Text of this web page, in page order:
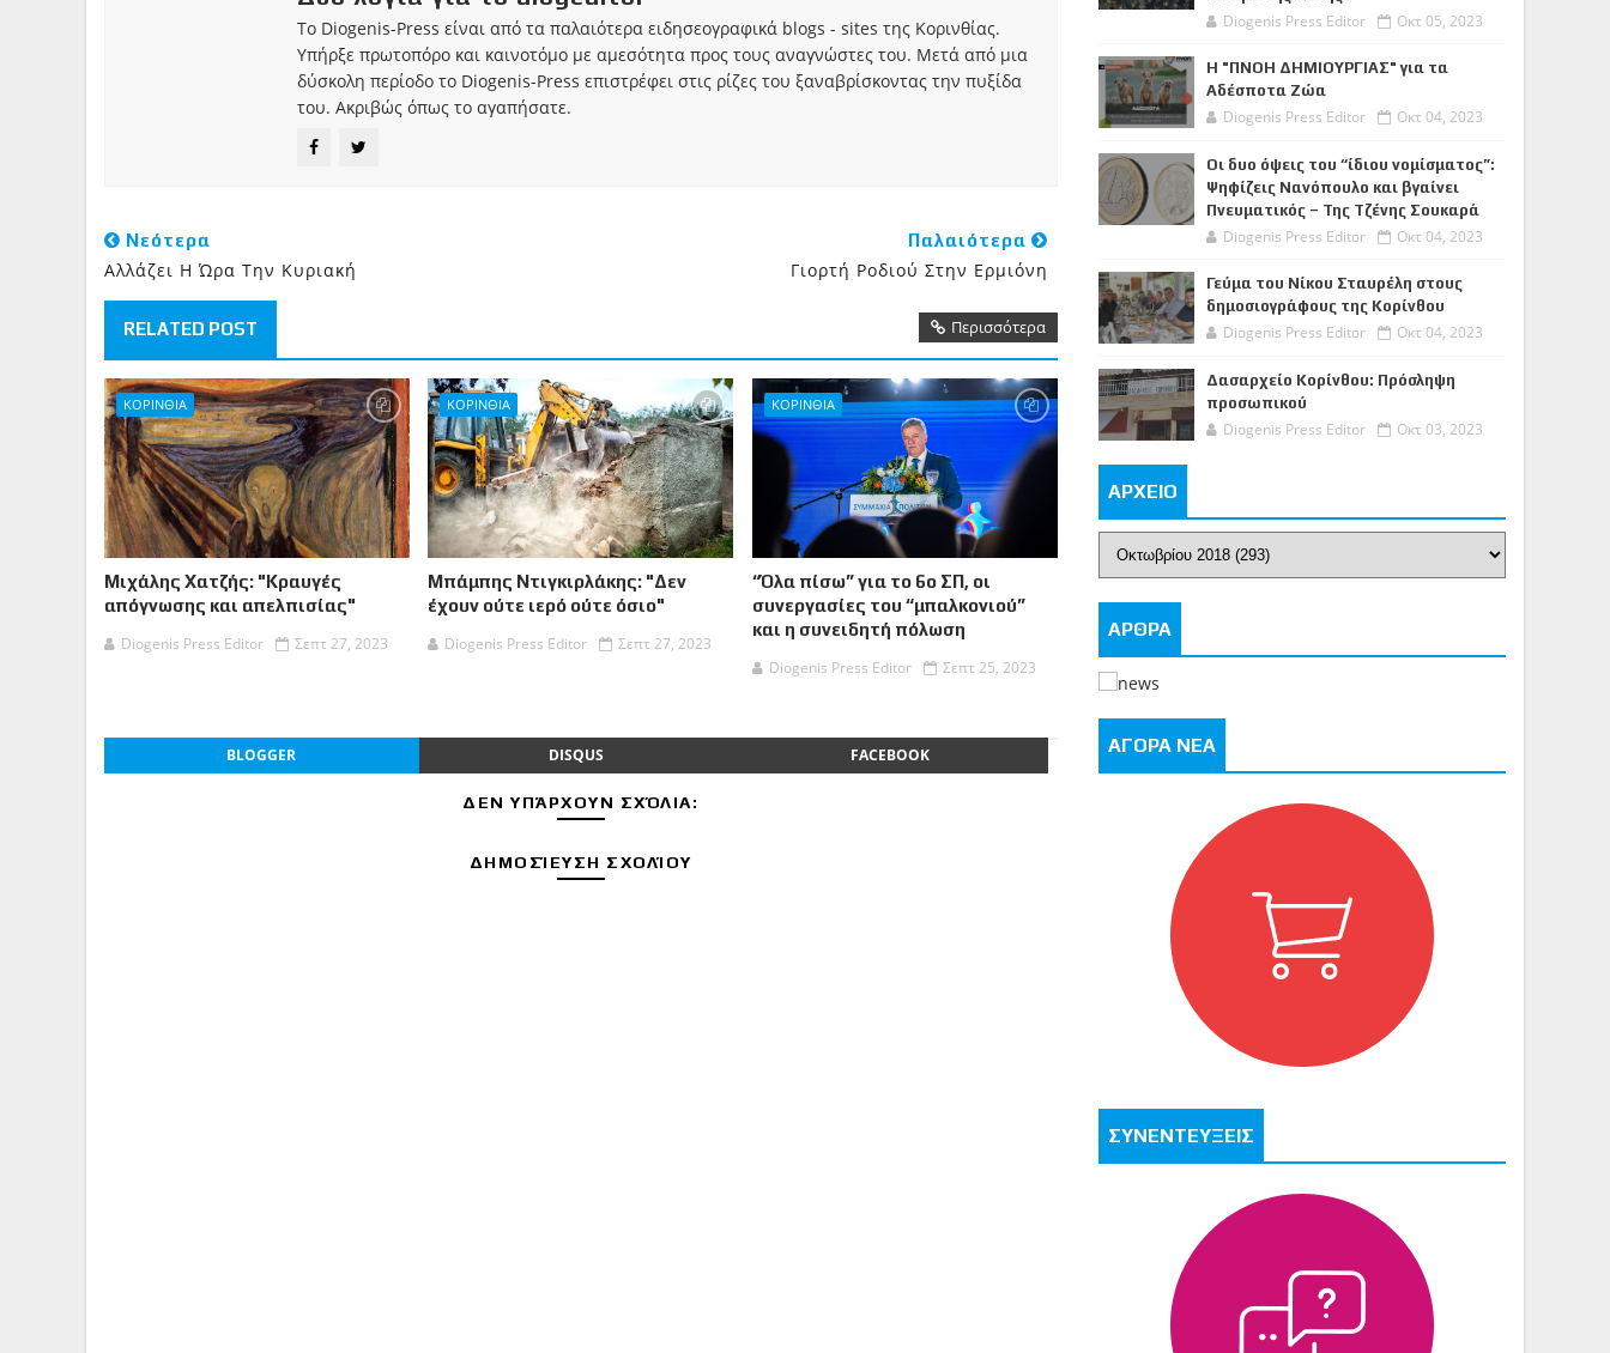
Το Diogenis-Press είναι από τα παλαιότερα ειδησεογραφικά blogs - sites της Κορινθίας.
Υπήρξε πρωτοπόρο και καινοτόμο με αμεσότητα προς τους αναγνώστες του. Μετά από μια
δύσκολη περίοδο το Diogenis-Press επιστρέφει στις ρίζες του ξαναβρίσκοντας την πυξίδα
του. Ακριβώς όπως το αγαπήσατε.
Νεότερα
Αλλάζει Η Ώρα Την Κυριακή
Παλαιότερα
Γιορτή Ροδιού Στην Ερμιόνη
RELATED POST Περισσότερα
ΚΟΡΙΝΘΙA
Μιχάλης Χατζής: "Κραυγές
απόγνωσης και απελπισίας"
Diogenis Press Editor
Σεπτ 27, 2023
ΚΟΡΙΝΘΙΑ
Μπάμπης Ντιγκιρλάκης: "Δεν
έχουν ούτε ιερό ούτε όσιο"
Diogenis Press Editor
Σεπτ 27, 2023
ΚΟΡΙΝΘΙΑ
“Όλα πίσω” για το 6ο ΣΠ, οι
συνεργασίες του “μπαλκονιού”
και η συνειδητή πόλωση
Diogenis Press Editor
Σεπτ 25, 2023
BLOGGER DISQUS FACEBOOK
ΔΕΝ ΥΠΆΡΧΟΥΝ ΣΧΌΛΙΑ:
ΔΗΜΟΣΊΕΥΣΗ ΣΧΟΛΊΟΥ
Diogenis Press Editor Οκτ 05, 2023
Η "ΠΝΟΗ ΔΗΜΙΟΥΡΓΙΑΣ" για τα
Αδέσποτα Ζώα
Diogenis Press Editor Οκτ 04, 2023
Οι δυο όψεις του “ίδιου νομίσματος”:
Ψηφίζεις Νανόπουλο και βγαίνει
Πνευματικός – Της Τζένης Σουκαρά
Diogenis Press Editor Οκτ 04, 2023
Γεύμα του Νίκου Σταυρέλη στους
δημοσιογράφους της Κορίνθου
Diogenis Press Editor Οκτ 04, 2023
Δασαρχείο Κορίνθου: Πρόσληψη
προσωπικού
Diogenis Press Editor Οκτ 03, 2023
ΑΡΧΕΙΟ
ΑΡΘΡΑ
ΑΓΟΡΑ ΝΕΑ
ΣΥΝΕΝΤΕΥΞΕΙΣ